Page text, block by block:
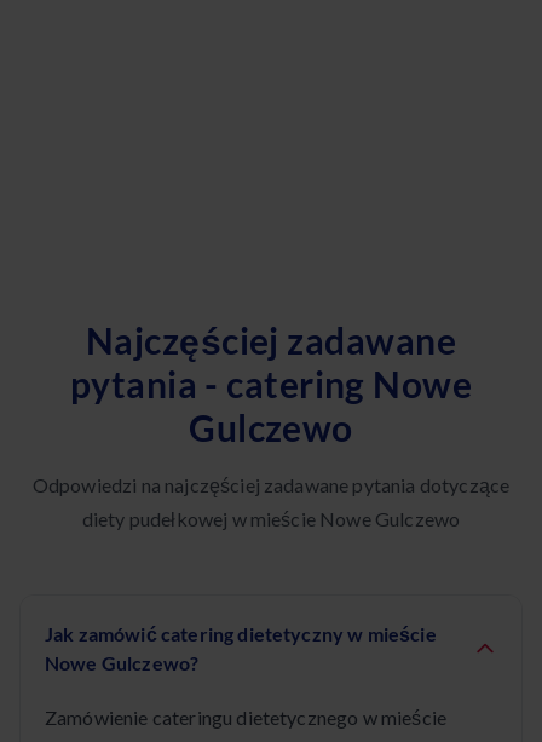
Najczęściej zadawane
pytania - catering Nowe
Gulczewo
Odpowiedzi na najczęściej zadawane pytania dotyczące
diety pudełkowej w mieście Nowe Gulczewo
Jak zamówić catering dietetyczny w mieście
Nowe Gulczewo?
Zamówienie cateringu dietetycznego w mieście